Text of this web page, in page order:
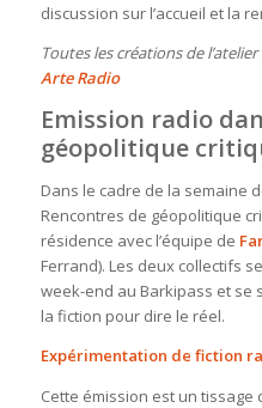
discussion sur l’accueil et la
Toutes les créations de
Arte Radio
Emission radio
géopolitique
Dans le cadre de la semaine
Rencontres de géopolitique
résidence avec l’équipe de
Ferrand). Les deux collectifs
week-end au Barkipass et se
la fiction pour dire le réel.
Expérimentation de fiction
Cette émission est un